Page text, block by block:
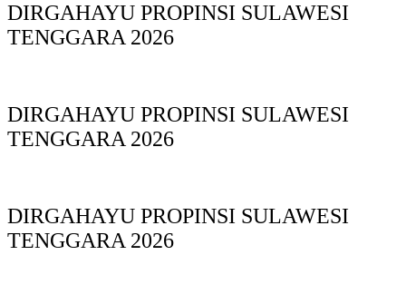
DIRGAHAYU PROPINSI SULAWESI
TENGGARA 2026
DIRGAHAYU PROPINSI SULAWESI
TENGGARA 2026
DIRGAHAYU PROPINSI SULAWESI
TENGGARA 2026